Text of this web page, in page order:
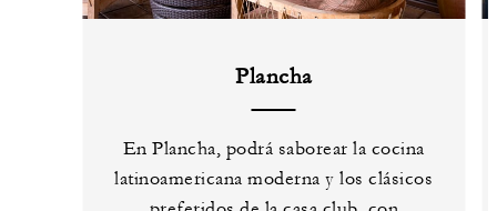
Plancha
En Plancha, podrá saborear la cocina
latinoamericana moderna y los clásicos